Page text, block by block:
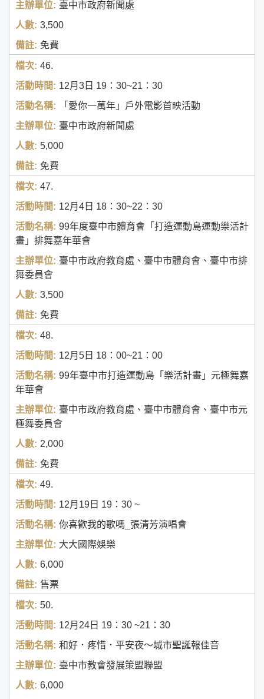
臺中市政府新聞處
3,500
免費
46.
12月3日 19：30~21：30
「愛你一萬年」戶外電影首映活動
臺中市政府新聞處
5,000
免費
47.
12月4日 18：30~22：30
99年度臺中市體育會「打造運動島運動樂活計
畫」排舞嘉年華會
臺中市政府教育處、臺中市體育會、臺中市排
舞委員會
3,500
免費
48.
12月5日 18：00~21：00
99年臺中市打造運動島「樂活計畫」元極舞嘉
年華會
臺中市政府教育處、臺中市體育會、臺中市元
極舞委員會
2,000
免費
49.
12月19日 19：30 ~
你喜歡我的歌嗎_張清芳演唱會
大大國際娛樂
6,000
售票
50.
12月24日 19：30 ~21：30
和好．疼惜．平安夜～城市聖誕報佳音
臺中市教會發展策盟聯盟
6,000